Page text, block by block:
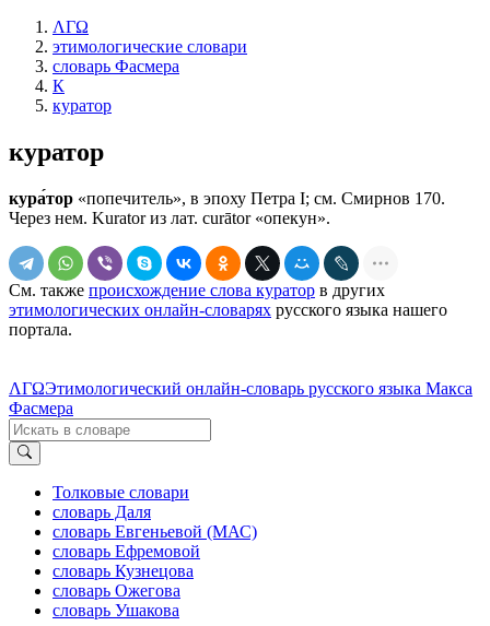
ΛΓΩ
этимологические словари
словарь Фасмера
К
куратор
куратор
кура́тор «попечитель», в эпоху Петра I; см. Смирнов 170.
Через нем. Kurator из лат. curātor «опекун».
См. также происхождение слова куратор в других
этимологических онлайн-словарях русского языка нашего
портала.
ΛΓΩЭтимологический онлайн-словарь русского языка Макса
Фасмера
Толковые словари
словарь Даля
словарь Евгеньевой (МАС)
словарь Ефремовой
словарь Кузнецова
словарь Ожегова
словарь Ушакова